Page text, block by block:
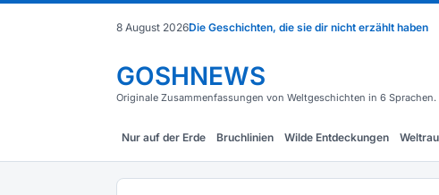
8 August 2026Die Geschichten, die sie dir nicht erzählt haben
GOSHNEWS
Originale Zusammenfassungen von Weltgeschichten in 6 Sprachen.
Nur auf der Erde Bruchlinien Wilde Entdeckungen